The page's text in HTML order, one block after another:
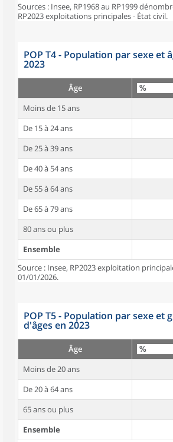
Sources : Insee, RP1968 au RP1999
RP2023 exploitations principales - État civil.
POP T4 - Population par sexe et
2023
Âge
Moins de 15 ans
De 15 à 24 ans
De 25 à 39 ans
De 40 à 54 ans
De 55 à 64 ans
De 65 à 79 ans
80 ans ou plus
Ensemble
Source : Insee, RP2023 exploitation
01/01/2026.
POP T5 - Population par sexe et
d'âges en 2023
Âge
Moins de 20 ans
De 20 à 64 ans
65 ans ou plus
Ensemble